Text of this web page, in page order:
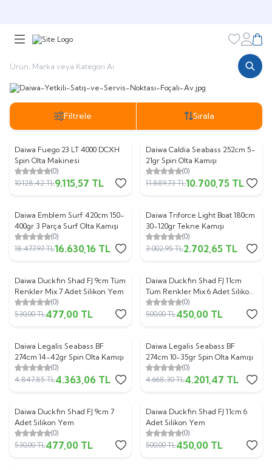
Favorilerim
Filtrele Sırala
%10
Daiwa Fuego 23 LT 4000 DCXH
Spin Olta Makinesi
(0)
10.128,42TL9.115,57 TL
%10
Daiwa Caldia Seabass 252cm 5-
21gr Spin Olta Kamışı
(0)
11.889,73TL10.700,75 TL
%10
Daiwa Emblem Surf 420cm 150-
400gr 3 Parça Surf Olta Kamışı
(0)
18.477,97TL16.630,16 TL
%10
Daiwa Triforce Light Boat 180cm
30-120gr Tekne Kamışı
(0)
3.002,95TL2.702,65 TL
%10
Daiwa Duckfin Shad FJ 9cm Tüm
Renkler Mix 7 Adet Silikon Yem
(0)
530,00TL477,00 TL
%10
Daiwa Duckfin Shad FJ 11cm
Tüm Renkler Mix 6 Adet Silikon
Yem
(0)
500,00TL450,00 TL
%10
Daiwa Legalis Seabass BF
274cm 14-42gr Spin Olta Kamışı
(0)
4.847,85TL4.363,06 TL
%10
Daiwa Legalis Seabass BF
274cm 10-35gr Spin Olta Kamışı
(0)
4.668,30TL4.201,47 TL
%10
Daiwa Duckfin Shad FJ 9cm 7
Adet Silikon Yem
(0)
530,00TL477,00 TL
%10
Daiwa Duckfin Shad FJ 11cm 6
Adet Silikon Yem
(0)
500,00TL450,00 TL